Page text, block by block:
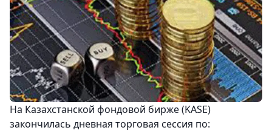
На Казахстанской фондовой бирже (KASE)
закончилась дневная торговая сессия по: